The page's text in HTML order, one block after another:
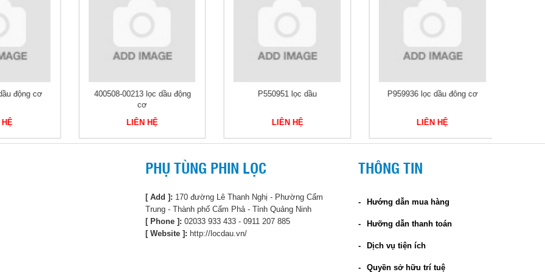
động cơ
400508-00213 lọc dầu động
cơ
LIÊN HỆ
P550951 lọc dầu
LIÊN HỆ
P959936 lọc dầu đông cơ
LIÊN HỆ
PHỤ TÙNG PHIN LỌC
[ Add ]: 170 đường Lê Thanh Nghị - Phường Cẩm
Trung - Thành phố Cẩm Phả - Tỉnh Quảng Ninh
[ Phone ]: 02033 933 433 - 0911 207 885
[ Website ]: http://locdau.vn/
THÔNG TIN
Hướng dẫn mua hàng
Hưỡng dẫn thanh toán
Dịch vụ tiện ích
Quyền sở hữu trí tuệ